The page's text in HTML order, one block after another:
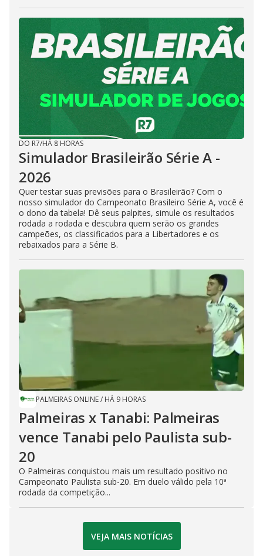
DO R7/HÁ 8 HORAS
Simulador Brasileirão Série A -
2026
Quer testar suas previsões para o Brasileirão? Com o
nosso simulador do Campeonato Brasileiro Série A, você é
o dono da tabela! Dê seus palpites, simule os resultados
rodada a rodada e descubra quem serão os grandes
campeões, os classificados para a Libertadores e os
rebaixados para a Série B.
PALMEIRAS ONLINE/ HÁ 9 HORAS
Palmeiras x Tanabi: Palmeiras
vence Tanabi pelo Paulista sub-
20
O Palmeiras conquistou mais um resultado positivo no
Campeonato Paulista sub-20. Em duelo válido pela 10ª
rodada da competição...
VEJA MAIS NOTÍCIAS